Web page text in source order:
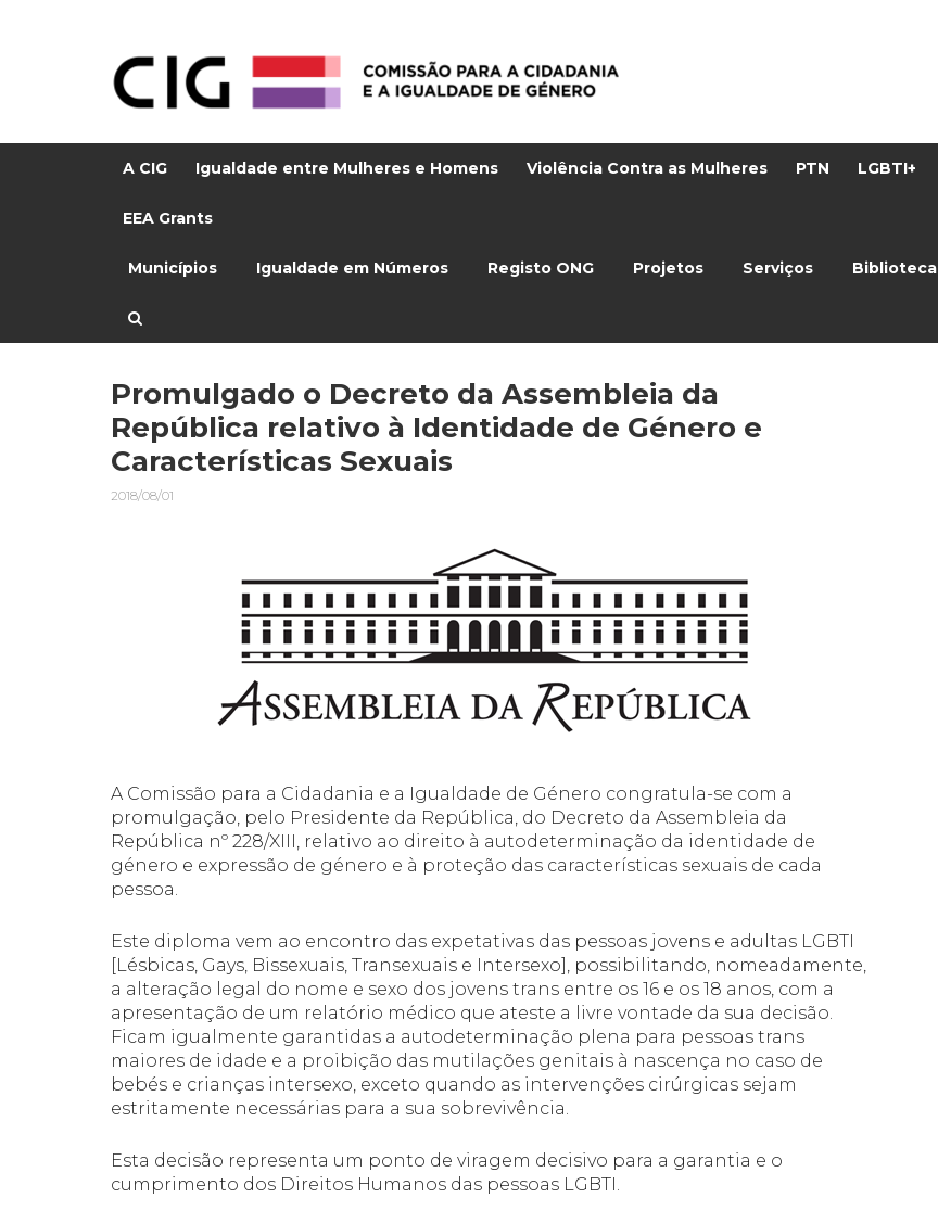
A CIG Igualdade entre Mulheres e Homens Violência Contra as Mulheres PTN LGBTI+
EEA Grants
Municípios Igualdade em Números Registo ONG Projetos Serviços Biblioteca
Promulgado o Decreto da Assembleia da
República relativo à Identidade de Género e
Características Sexuais
2018/08/01
A Comissão para a Cidadania e a Igualdade de Género congratula-se com a
promulgação, pelo Presidente da República, do Decreto da Assembleia da
República nº 228/XIII, relativo ao direito à autodeterminação da identidade de
género e expressão de género e à proteção das características sexuais de cada
pessoa.
Este diploma vem ao encontro das expetativas das pessoas jovens e adultas LGBTI
[Lésbicas, Gays, Bissexuais, Transexuais e Intersexo], possibilitando, nomeadamente,
a alteração legal do nome e sexo dos jovens trans entre os 16 e os 18 anos, com a
apresentação de um relatório médico que ateste a livre vontade da sua decisão.
Ficam igualmente garantidas a autodeterminação plena para pessoas trans
maiores de idade e a proibição das mutilações genitais à nascença no caso de
bebés e crianças intersexo, exceto quando as intervenções cirúrgicas sejam
estritamente necessárias para a sua sobrevivência.
Esta decisão representa um ponto de viragem decisivo para a garantia e o
cumprimento dos Direitos Humanos das pessoas LGBTI.